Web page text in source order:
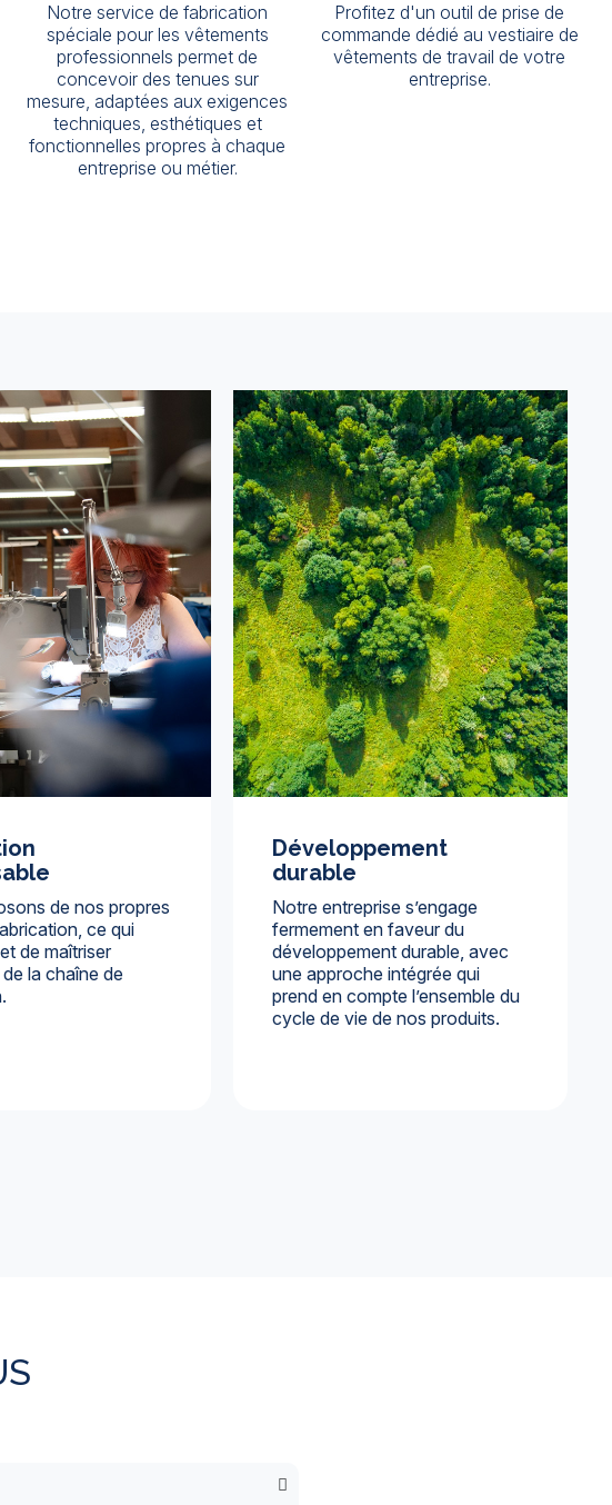
Notre service de fabrication
spéciale pour les vêtements
professionnels permet de
concevoir des tenues sur
mesure, adaptées aux exigences
techniques, esthétiques et
fonctionnelles propres à chaque
entreprise ou métier.
Profitez d'un outil de prise de
commande dédié au vestiaire de
vêtements de travail de votre
entreprise.
de nos propres
ce qui
de maîtriser
de la chaîne de
Développement
durable
Notre entreprise s’engage
fermement en faveur du
développement durable, avec
une approche intégrée qui
prend en compte l’ensemble du
cycle de vie de nos produits.